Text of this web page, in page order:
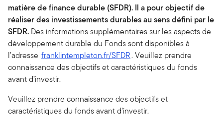
matière de financedurable (SFDR). Il a pour objectif de
réaliser des investissements durables au sens défini par le
SFDR. Des informations supplémentaires sur les aspects de
développement durable du Fonds sont disponibles à
l’adresse franklintempleton.fr/SFDR. Veuillez prendre
connaissance des objectifs et caractéristiques du fonds
avant d’investir.
Veuillez prendre connaissance des objectifs et
caractéristiques du fonds avant d’investir.